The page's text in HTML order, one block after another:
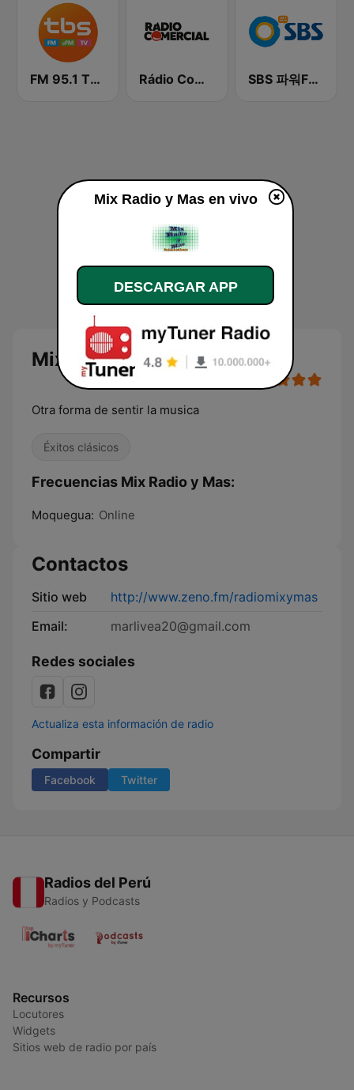
FM 95.1 TBS fm Rádio Comercial SBS 파워FM-SBS 라디오
Mix Radio y Mas
Otra forma de sentir la musica
Éxitos clásicos
Frecuencias Mix Radio y Mas:
Moquegua: Online
Contactos
Sitio web
http://www.zeno.fm/radiomixymas
Email:
marlivea20@gmail.com
Redes sociales
Actualiza esta información de radio
Compartir
Facebook Twitter
Radios del Perú
Radios y Podcasts
Recursos
Locutores
Widgets
Sitios web de radio por país
Mix Radio y Mas en vivo
DESCARGAR APP